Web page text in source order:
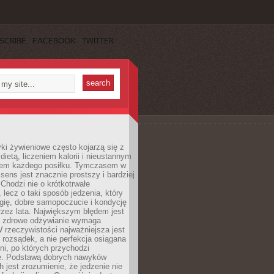
FACEBOOK TWITTER
żywieniowe często kojarzą się z
liczeniem kalorii i nieustannym
każdego posiłku. Tymczasem w
jest znacznie prostszy i bardziej
nie o krótkotrwałe
lecz o taki sposób jedzenia, który
dobre samopoczucie i kondycję
lata. Największym błędem jest
odżywianie wymaga
rzeczywistości najważniejsza jest
rozsądek, a nie perfekcja osiągana
po których przychodzi
Podstawą dobrych nawyków
jest zrozumienie, że jedzenie nie